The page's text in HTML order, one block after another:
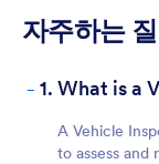
자주하는
- 1. What is a
A Vehicle
to assess